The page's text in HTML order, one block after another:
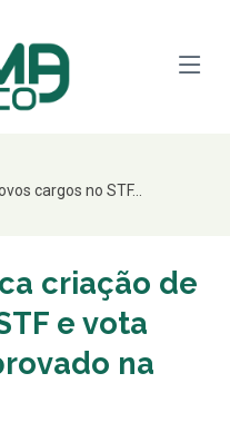
cargos no STF...
criação de
e vota
na